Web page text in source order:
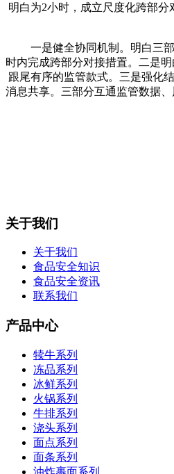
明白为2小时，成立尺度化跨部
一是健全协同机制。明白三部
时内完成跨部分对接措置。二是
跟尾有序的监管款式。三是强化
消息共享。三部分互通监管数据
关于我们
关于我们
食品安全知识
食品安全资讯
联系我们
产品中心
犊牛系列
冻品系列
冰鲜系列
火锅系列
牛排系列
浇头系列
面点系列
面条系列
油炸裹面系列